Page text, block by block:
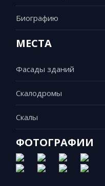
Биографию
МЕСТА
Фасады зданий
Скалодромы
Скалы
ФОТОГРАФИИ